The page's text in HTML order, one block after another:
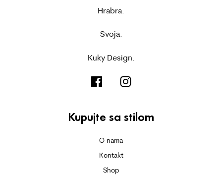
Hrabra.
Svoja.
Kuky Design.
Kupujte sa stilom
O nama
Kontakt
Shop